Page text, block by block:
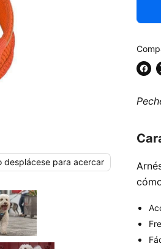
desplácese para acercar